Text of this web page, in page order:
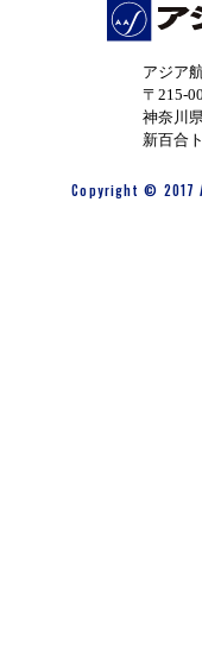
アジア
〒215-
神奈川
新百合
Copyright © 2017